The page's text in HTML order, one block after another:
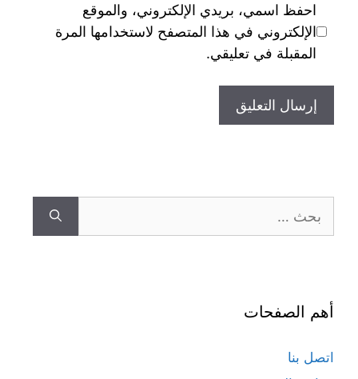
احفظ اسمي، بريدي الإلكتروني، والموقع
الإلكتروني في هذا المتصفح لاستخدامها المرة
المقبلة في تعليقي.
عن:
أهم الصفحات
اتصل بنا